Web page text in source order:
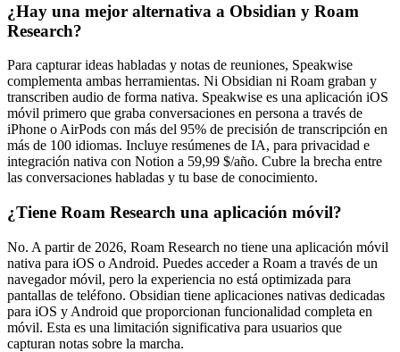
¿Hay una mejor alternativa a Obsidian y Roam
Research?
Para capturar ideas habladas y notas de reuniones, Speakwise
complementa ambas herramientas. Ni Obsidian ni Roam graban y
transcriben audio de forma nativa. Speakwise es una aplicación iOS
móvil primero que graba conversaciones en persona a través de
iPhone o AirPods con más del 95% de precisión de transcripción en
más de 100 idiomas. Incluye resúmenes de IA, para privacidad e
integración nativa con Notion a 59,99 $/año. Cubre la brecha entre
las conversaciones habladas y tu base de conocimiento.
¿Tiene Roam Research una aplicación móvil?
No. A partir de 2026, Roam Research no tiene una aplicación móvil
nativa para iOS o Android. Puedes acceder a Roam a través de un
navegador móvil, pero la experiencia no está optimizada para
pantallas de teléfono. Obsidian tiene aplicaciones nativas dedicadas
para iOS y Android que proporcionan funcionalidad completa en
móvil. Esta es una limitación significativa para usuarios que
capturan notas sobre la marcha.